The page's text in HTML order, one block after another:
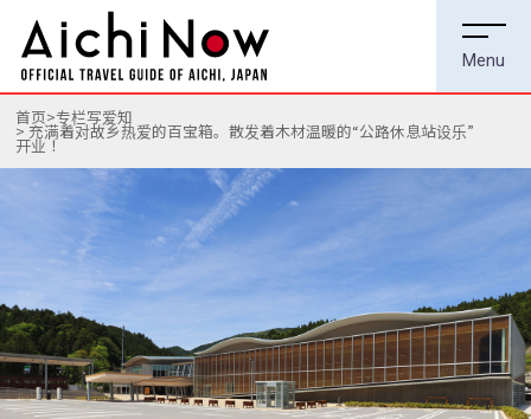
首页 专栏写爱知
充满着对故乡热爱的百宝箱。散发着木材温暖的“公路休息站设乐”
开业！